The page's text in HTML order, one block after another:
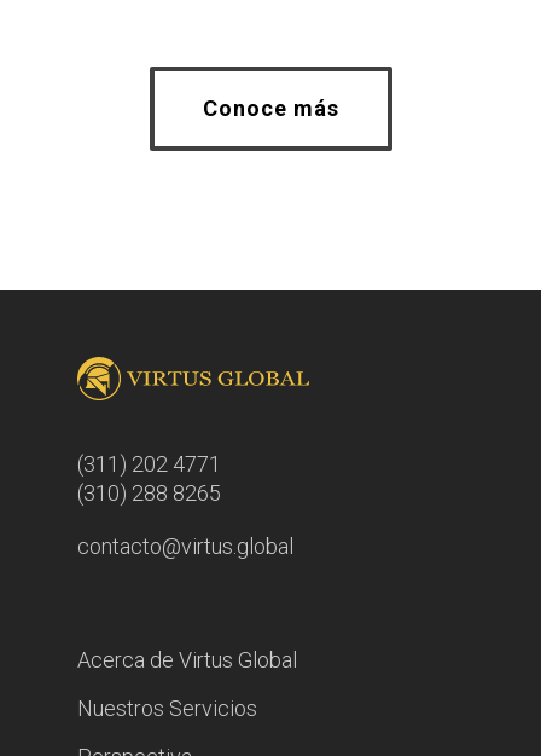
Conoce más
(311) 202 4771
(310) 288 8265
contacto@virtus.global
Acerca de Virtus Global
Nuestros Servicios